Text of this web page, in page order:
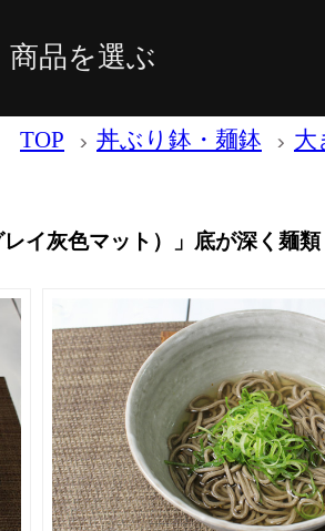
商品を選ぶ
TOP 丼ぶり鉢・麺鉢 大
レイ灰色マット）」底が深く麺